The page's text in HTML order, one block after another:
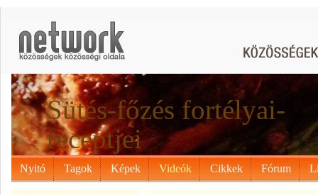
Sütés-főzés fortélyai-
receptjei
Nyitó Tagok Képek Videók Cikkek Fórum